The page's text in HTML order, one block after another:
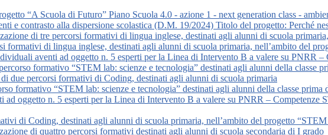
“A Scuola di Futuro” Piano Scuola 4.0 - azione 1 - next generation class -
e contrasto alla dispersione scolastica (D.M. 19/2024) Titolo del progetto: Perché
di tre percorsi formativi di lingua inglese, destinati agli alunni di scuola
formativi di lingua inglese, destinati agli alunni di scuola primaria, nell’ambito del
aventi ad oggetto n. 5 esperti per la Linea di Intervento B a valere su PNRR
formativo “STEM lab: scienze e tecnologia” destinati agli alunni della classe
due percorsi formativi di Coding, destinati agli alunni di scuola primaria
formativo “STEM lab: scienze e tecnologia” destinati agli alunni della classe prima
oggetto n. 5 esperti per la Linea di Intervento B a valere su PNRR – Competenze
di Coding, destinati agli alunni di scuola primaria, nell’ambito del progetto
di quattro percorsi formativi destinati agli alunni di scuola secondaria di I grado